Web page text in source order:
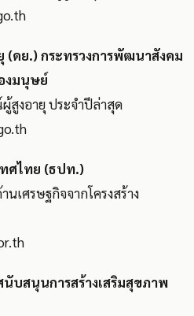
(ดย.) กระทรวงการพัฒนาสังคม
งมนุษย์
สูงอายุ ประจำปีล่าสุด
ศไทย (ธปท.)
นเศรษฐกิจจากโครงสร้าง
บสนุนการสร้างเสริมสุขภาพ